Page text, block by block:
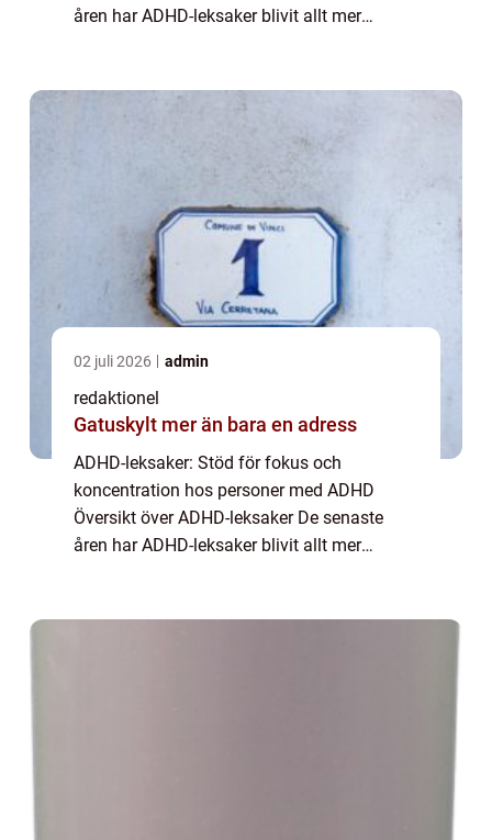
åren har ADHD-leksaker blivit allt mer
koncentration. Dessa leksaker ...
02 juli 2026 admin
redaktionel
Gatuskylt mer än bara en adress
ADHD-leksaker: Stöd för fokus och
koncentration hos personer med ADHD
Översikt över ADHD-leksaker De senaste
åren har ADHD-leksaker blivit allt mer